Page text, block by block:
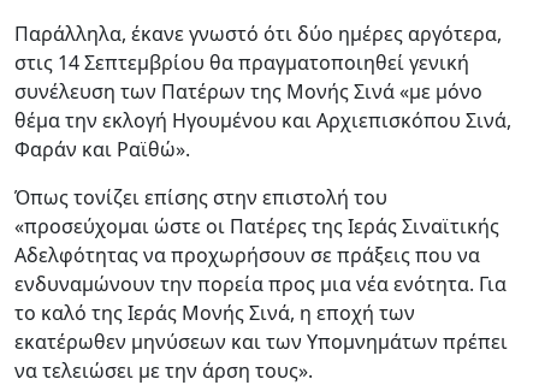
Παράλληλα, έκανε γνωστό ότι δύο ημέρες αργότερα,
στις 14 Σεπτεμβρίου θα πραγματοποιηθεί γενική
συνέλευση των Πατέρων της Μονής Σινά «με μόνο
θέμα την εκλογή Ηγουμένου και Αρχιεπισκόπου Σινά,
Φαράν και Ραϊθώ».
Όπως τονίζει επίσης στην επιστολή του
«προσεύχομαι ώστε οι Πατέρες της Ιεράς Σιναϊτικής
Αδελφότητας να προχωρήσουν σε πράξεις που να
ενδυναμώνουν την πορεία προς μια νέα ενότητα. Για
το καλό της Ιεράς Μονής Σινά, η εποχή των
εκατέρωθεν μηνύσεων και των Υπομνημάτων πρέπει
να τελειώσει με την άρση τους».